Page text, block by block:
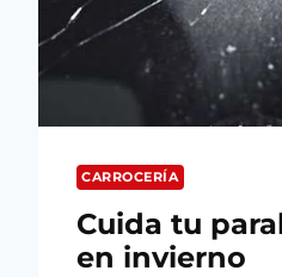
CARROCERÍA
Cuida tu
en invierno